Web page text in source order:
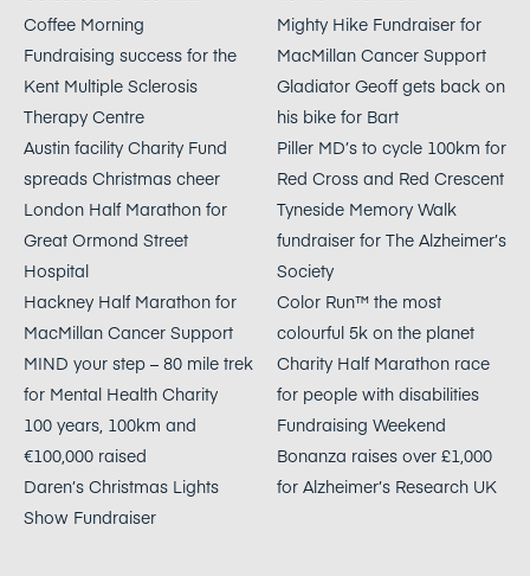
Coffee Morning
Fundraising success for the
Kent Multiple Sclerosis
Therapy Centre
Austin facility Charity Fund
spreads Christmas cheer
London Half Marathon for
Great Ormond Street
Hospital
Hackney Half Marathon for
MacMillan Cancer Support
MIND your step – 80 mile trek
for Mental Health Charity
100 years, 100km and
€100,000 raised
Daren’s Christmas Lights
Show Fundraiser
Mighty Hike Fundraiser for
MacMillan Cancer Support
Gladiator Geoff gets back on
his bike for Bart
Piller MD’s to cycle 100km for
Red Cross and Red Crescent
Tyneside Memory Walk
fundraiser for The Alzheimer’s
Society
Color Run™ the most
colourful 5k on the planet
Charity Half Marathon race
for people with disabilities
Fundraising Weekend
Bonanza raises over £1,000
for Alzheimer’s Research UK